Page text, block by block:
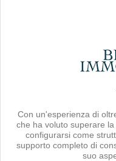
Con un'esperienza di
che ha voluto superare
configurarsi come
supporto completo di
suo